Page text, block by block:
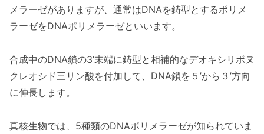
メラーゼがありますが、通常はDNAを鋳型とするポリメ
ラーゼをDNAポリメラーゼといいます。
合成中のDNA鎖の3’末端に鋳型と相補的なデオキシリボヌ
クレオシド三リン酸を付加して、DNA鎖を５’から３’方向
に伸長します。
真核生物では、5種類のDNAポリメラーゼが知られていま